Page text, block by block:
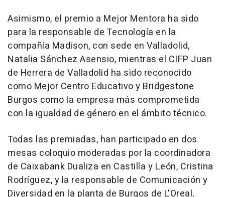
Asimismo, el premio a Mejor Mentora ha sido
para la responsable de Tecnología en la
compañía Madison, con sede en Valladolid,
Natalia Sánchez Asensio, mientras el CIFP Juan
de Herrera de Valladolid ha sido reconocido
como Mejor Centro Educativo y Bridgestone
Burgos como la empresa más comprometida
con la igualdad de género en el ámbito técnico.
Todas las premiadas, han participado en dos
mesas coloquio moderadas por la coordinadora
de Caixabank Dualiza en Castilla y León, Cristina
Rodríguez, y la responsable de Comunicación y
Diversidad en la planta de Burgos de L'Oreal,